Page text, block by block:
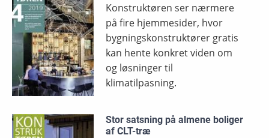
Konstruktøren ser nærmere
på fire hjemmesider, hvor
bygningskonstruktører gratis
kan hente konkret viden om
og løsninger til
klimatilpasning.
Stor satsning på almene boliger
af CLT-træ